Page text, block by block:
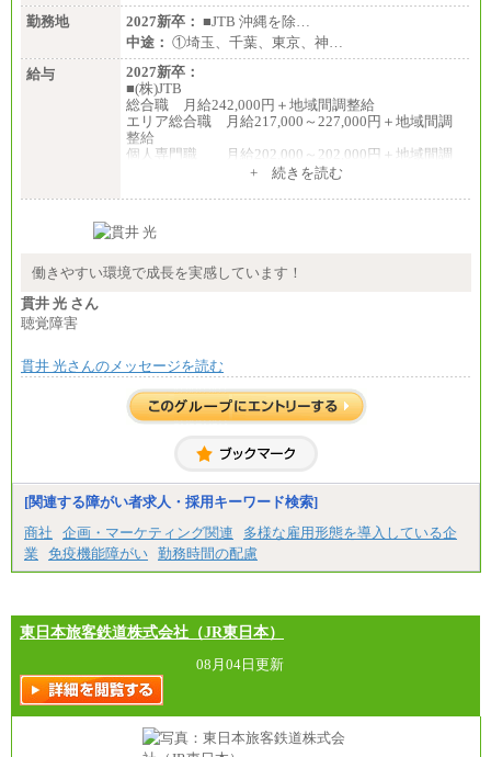
勤務地
2027新卒： ■JTB 沖縄を除…
中途： ①埼玉、千葉、東京、神…
給与
2027新卒：
■(株)JTB
総合職 月給242,000円＋地域間調整給
エリア総合職 月給217,000～227,000円＋地域間調
整給
個人専門職 月給202,000～202,000円＋地域間調
総合職 月給208,000～235,000円
※詳細はJTBキャリアサイトよりご確認ください。
総合職 月給220,000～230,000円＋地域間調整給
整給
※詳細はJTBキャリアサイトよりご確認ください。
■(株)JTBコミュニケーションデザイン
総合職 月給230,000円
みなし残業手当：20,000円（一律支給）※みなし
残業手当の残業時間は10.43時間。
間に応じて、時間外手当等を支給。
エリアサポート職 月給188,000円
■（株）JTBグローバルマーケティング＆トラベル
訪日事業職 月給202,000～227,000円＋地域間調整
給
※詳細はJTBキャリアサイトよりご確認ください。
■(株)JTBビジネストランスフォーム
総合職 月給205,000～225,000円＋地域間調整給
+ 続きを読む
働きやすい環境で成長を実感しています！
貫井 光 さん
聴覚障害
貫井 光さんのメッセージを読む
[関連する障がい者求人・採用キーワード検索]
商社
企画・マーケティング関連
多様な雇用形態を導入している企
業
免疫機能障がい 勤務時間の配慮
東日本旅客鉄道株式会社（JR東日本）
08月04日更新